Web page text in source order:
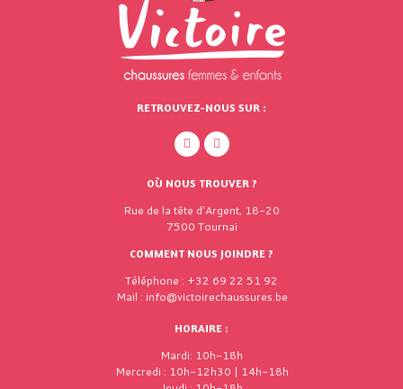
RETROUVEZ-NOUS SUR :
OÙ NOUS TROUVER ?
Rue de la tête d'Argent, 18-20
7500 Tournai
COMMENT NOUS JOINDRE ?
Téléphone : +32 69 22 51 92
Mail : info@victoirechaussures.be
HORAIRE :
Mardi: 10h-18h
Mercredi : 10h-12h30 | 14h-18h